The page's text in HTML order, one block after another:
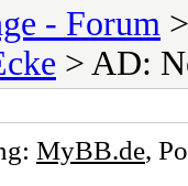
- Forum
> AD:
MyBB.de,